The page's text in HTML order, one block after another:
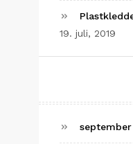
19. juli, 2019